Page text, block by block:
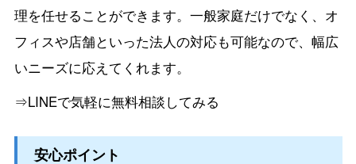
理を任せることができます。一般家庭だけでなく、オ
フィスや店舗といった法人の対応も可能なので、幅広
いニーズに応えてくれます。
⇒LINEで気軽に無料相談してみる
安心ポイント